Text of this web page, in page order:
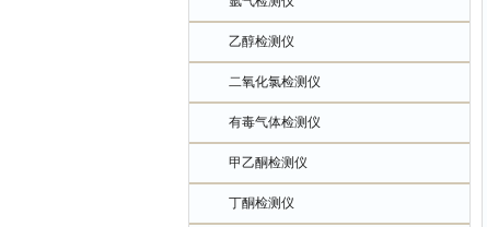
乙醇检测仪
二氧化氯检测仪
有毒气体检测仪
甲乙酮检测仪
丁酮检测仪